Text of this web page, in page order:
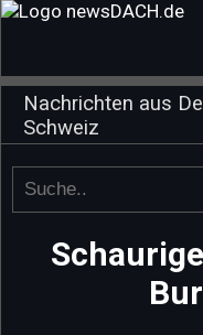
Nachrichten aus
Schweiz